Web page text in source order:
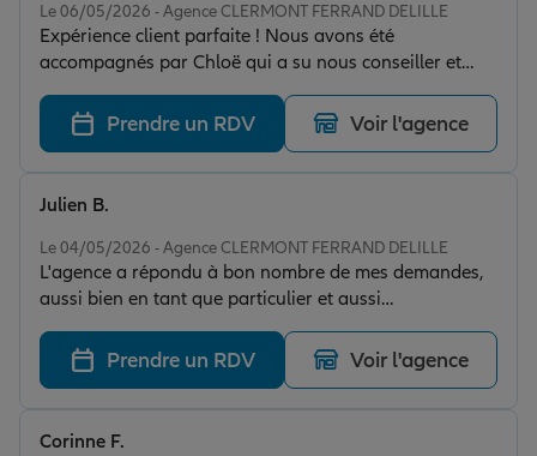
Le 06/05/2026 - Agence CLERMONT FERRAND DELILLE
Expérience client parfaite ! Nous avons été
accompagnés par Chloë qui a su nous conseiller et
nous aiguiller pour la renégociation de notre
assurance emprunteur, habitation et voiture avec
beaucoup de réactivité et de bienveillance.
Prendre un RDV Voir l'agence
Le 04/05/2026 - Agence CLERMONT FERRAND DELILLE
L'agence a répondu à bon nombre de mes demandes,
aussi bien en tant que particulier et aussi
professionnel. Les agents sont très accueillant et s'il
fallait un seul mot pour qualifier la qualité de leurs
services, j'hésiterai entre "efficace" et "perspicace". Je
n'ai à ce jour, aucun regret d'avoir choisi cette agence.
Je recommande très fortement.
Julien B.
Prendre un RDV Voir l'agence
Corinne F.